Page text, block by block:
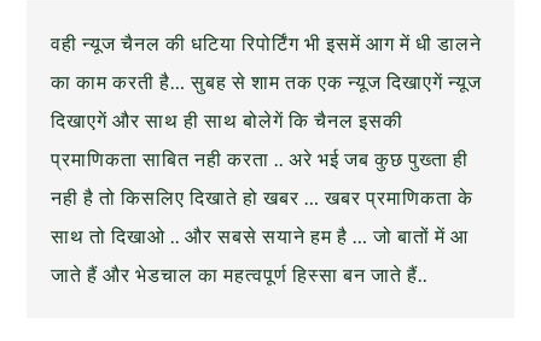
वही न्यूज चैनल की धटिया रिपोर्टिंग भी इसमें आग में धी डालने
का काम करती है… सुबह से शाम तक एक न्यूज दिखाएगें न्यूज
दिखाएगें और साथ ही साथ बोलेगें कि चैनल इसकी
प्रमाणिकता साबित नही करता .. अरे भई जब कुछ पुख्ता ही
नही है तो किसलिए दिखाते हो खबर … खबर प्रमाणिकता के
साथ तो दिखाओ .. और सबसे सयाने हम है … जो बातों में आ
जाते हैं और भेडचाल का महत्वपूर्ण हिस्सा बन जाते हैं..